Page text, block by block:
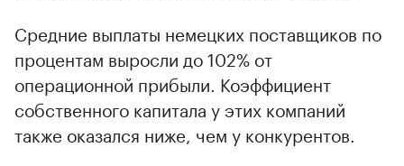
Средние выплаты немецких поставщиков по
процентам выросли до 102% от
операционной прибыли. Коэффициент
собственного капитала у этих компаний
также оказался ниже, чем у конкурентов.